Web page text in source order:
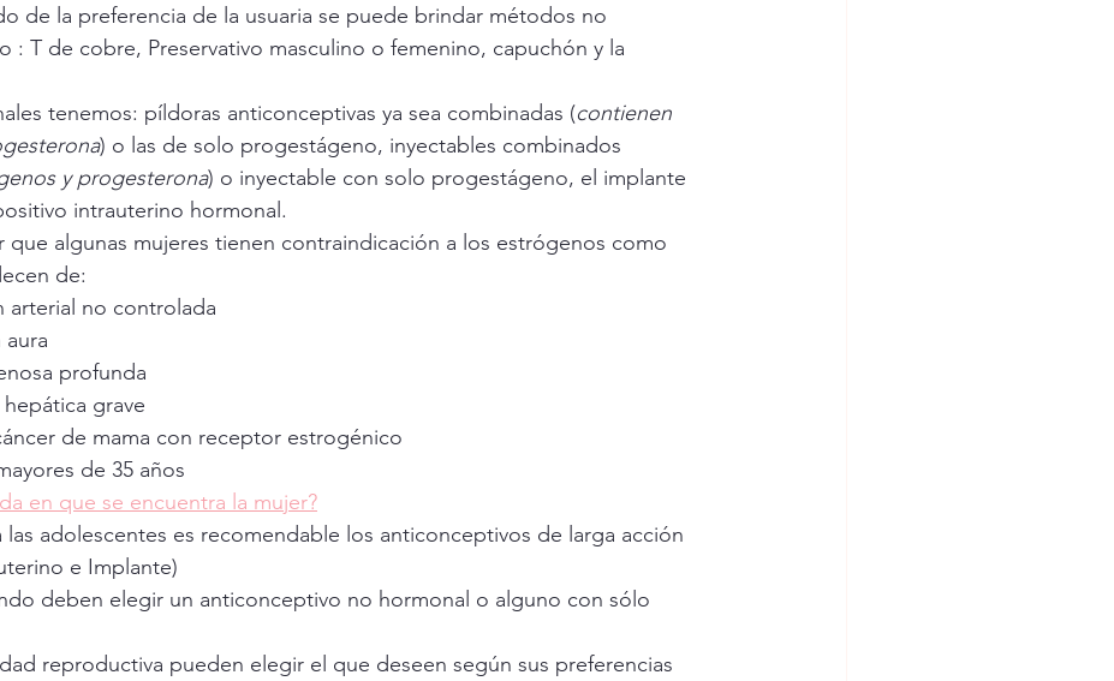
: T de cobre, Preservativo masculino o femenino, capuchón y la
tenemos: píldoras anticonceptivas ya sea combinadas (contienen
) o las de solo progestágeno, inyectables combinados
y progesterona) o inyectable con solo progestágeno, el implante
intrauterino hormonal.
que algunas mujeres tienen contraindicación a los estrógenos como
de:
arterial no controlada
profunda
grave
de mama con receptor estrogénico
de 35 años
en que se encuentra la mujer?
las adolescentes es recomendable los anticonceptivos de larga acción
e Implante)
deben elegir un anticonceptivo no hormonal o alguno con sólo
reproductiva pueden elegir el que deseen según sus preferencias